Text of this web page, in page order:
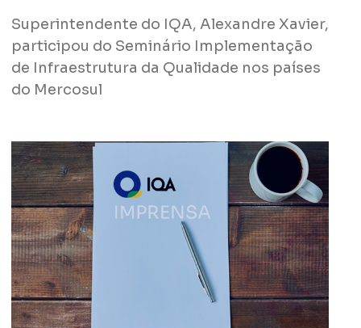
Superintendente do IQA, Alexandre Xavier,
participou do Seminário Implementação
de Infraestrutura da Qualidade nos países
do Mercosul